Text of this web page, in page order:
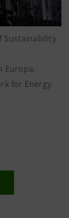
Sustainability
Europa,
for Energy